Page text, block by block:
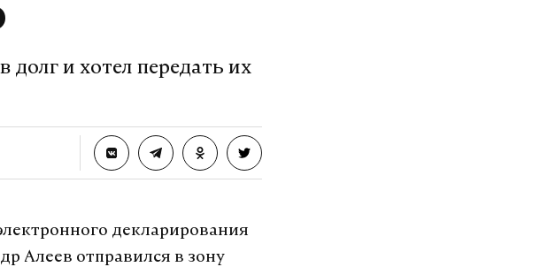
и хотел передать их
декларирования
Алеев отправился в зону